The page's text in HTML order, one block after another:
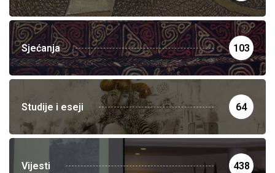
Sjećanja 103
Studije i eseji 64
Vijesti 438